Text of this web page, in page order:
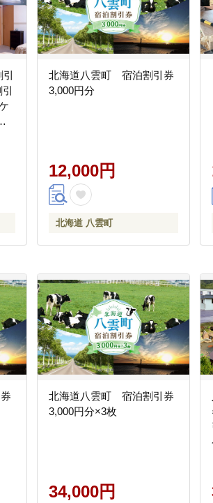
北海道八雲町 宿泊割引券
3,000円分
12,000円
北海道 八雲町
北海道八雲町 宿泊割引券
3,000円分×3枚
34,000円